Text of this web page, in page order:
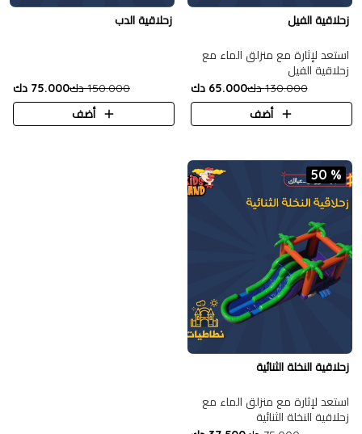
زحلاقية الفيل
استعد لإثارة مع منزلق الماء مع
زحلاقية الفيل
130.000 دك
65.000 دك
أضف
زحلاقية الدب
150.000 دك
75.000 دك
أضف
50 %
زحلاقية النخلة الثنائية
استعد لإثارة مع منزلق الماء مع
زحلاقية النخلة الثنائية